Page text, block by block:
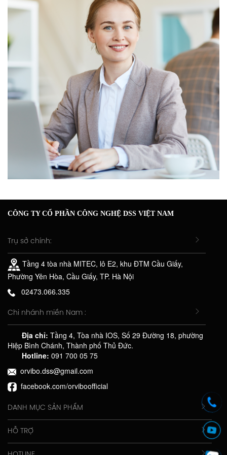
CÔNG TY CỔ PHẦN CÔNG NGHỆ DSS VIỆT NAM
Trụ sở chính:
Tầng 4 tòa nhà MITEC, lô E2, khu ĐTM Cầu Giấy,
Phường Yên Hòa, Cầu Giấy, TP. Hà Nội
02473.066.335
Chi nhánh miền Nam :
Địa chỉ: Tầng 4, Tòa nhà IOS, Số 29 Đường 18, phường
Hiệp Bình Chánh, Thành phố Thủ Đức.
Hotline: 091 700 05 75
orvibo.dss@gmail.com
facebook.com/orviboofficial
DANH MỤC SẢN PHẨM
HỖ TRỢ